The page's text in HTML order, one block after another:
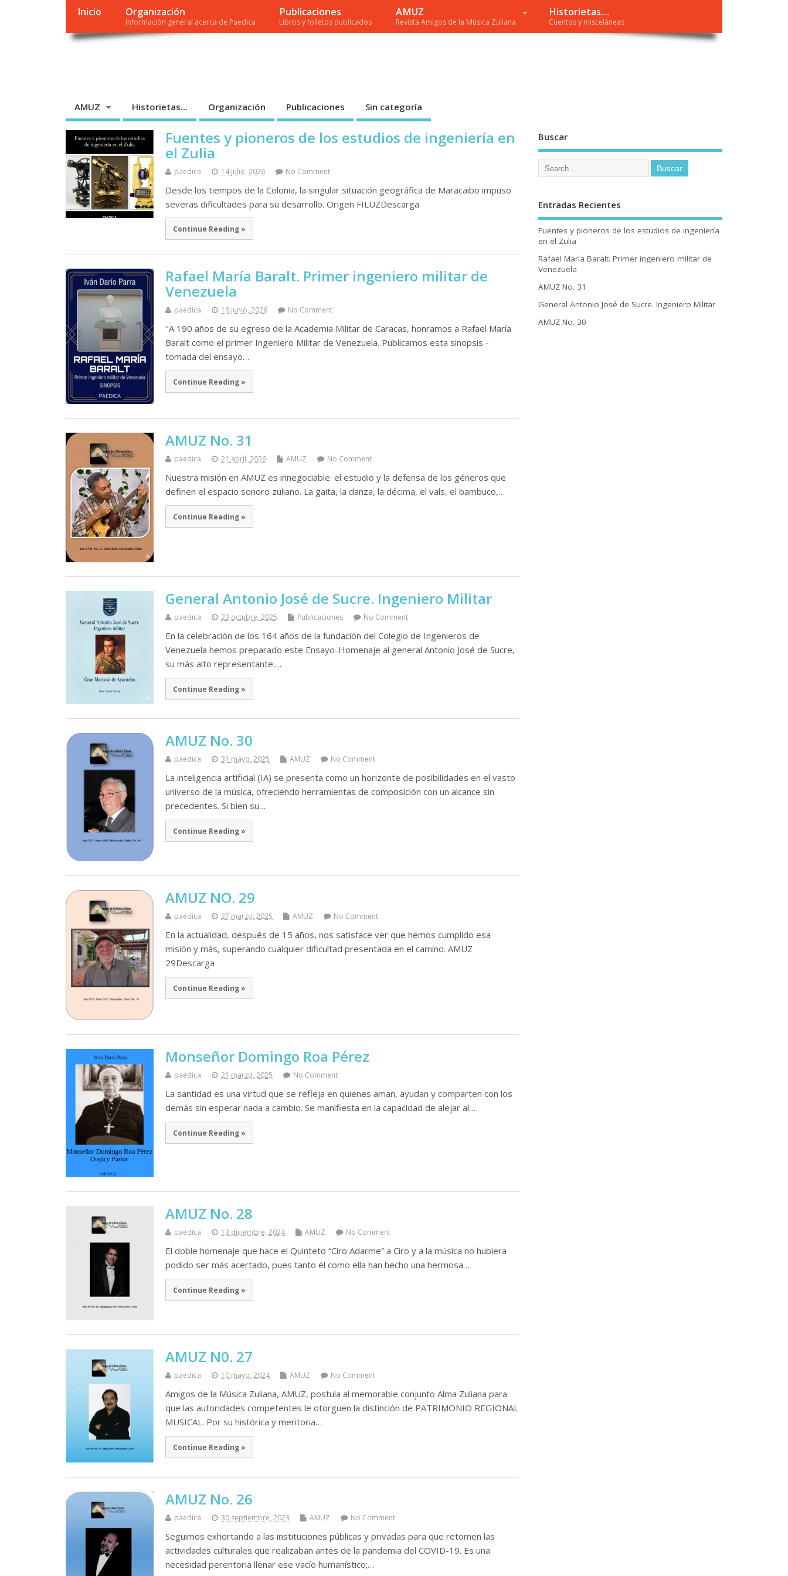
Inicio Organización
Información general acerca de Paedica
Publicaciones
Libros y folletos publicados
AMUZ
Revista Amigos de la Música Zuliana
Historietas…
Cuentos y misceláneas
AMUZ Historietas… Organización Publicaciones Sin categoría
Fuentes y pioneros de los estudios de ingeniería en
el Zulia
paedica 14 julio, 2026 No Comment
Desde los tiempos de la Colonia, la singular situación geográfica de Maracaibo impuso
severas dificultades para su desarrollo. Origen FILUZDescarga
Continue Reading »
Rafael María Baralt. Primer ingeniero militar de
Venezuela
paedica 16 junio, 2026 No Comment
"A 190 años de su egreso de la Academia Militar de Caracas, honramos a Rafael María
Baralt como el primer Ingeniero Militar de Venezuela. Publicamos esta sinopsis -
tomada del ensayo…
Continue Reading »
AMUZ No. 31
paedica 21 abril, 2026 AMUZ No Comment
Nuestra misión en AMUZ es innegociable: el estudio y la defensa de los géneros que
definen el espacio sonoro zuliano. La gaita, la danza, la décima, el vals, el bambuco,…
Continue Reading »
General Antonio José de Sucre. Ingeniero Militar
paedica 23 octubre, 2025 Publicaciones No Comment
En la celebración de los 164 años de la fundación del Colegio de Ingenieros de
Venezuela hemos preparado este Ensayo-Homenaje al general Antonio José de Sucre,
su más alto representante.…
Continue Reading »
AMUZ No. 30
paedica 31 mayo, 2025 AMUZ No Comment
La inteligencia artificial (IA) se presenta como un horizonte de posibilidades en el vasto
universo de la música, ofreciendo herramientas de composición con un alcance sin
precedentes. Si bien su…
Continue Reading »
AMUZ NO. 29
paedica 27 marzo, 2025 AMUZ No Comment
En la actualidad, después de 15 años, nos satisface ver que hemos cumplido esa
misión y más, superando cualquier dificultad presentada en el camino. AMUZ
29Descarga
Continue Reading »
Monseñor Domingo Roa Pérez
paedica 21 marzo, 2025 No Comment
La santidad es una virtud que se refleja en quienes aman, ayudan y comparten con los
demás sin esperar nada a cambio. Se manifiesta en la capacidad de alejar al…
Continue Reading »
AMUZ No. 28
paedica 13 diciembre, 2024 AMUZ No Comment
El doble homenaje que hace el Quinteto “Ciro Adarme” a Ciro y a la música no hubiera
podido ser más acertado, pues tanto él como ella han hecho una hermosa…
Continue Reading »
AMUZ N0. 27
paedica 10 mayo, 2024 AMUZ No Comment
Amigos de la Música Zuliana, AMUZ, postula al memorable conjunto Alma Zuliana para
que las autoridades competentes le otorguen la distinción de PATRIMONIO REGIONAL
MUSICAL. Por su histórica y meritoria…
Continue Reading »
AMUZ No. 26
paedica 30 septiembre, 2023 AMUZ No Comment
Seguimos exhortando a las instituciones públicas y privadas para que retomen las
actividades culturales que realizaban antes de la pandemia del COVID-19. Es una
necesidad perentoria llenar ese vacío humanístico;…
Buscar
Entradas Recientes
Fuentes y pioneros de los estudios de ingeniería
en el Zulia
Rafael María Baralt. Primer ingeniero militar de
Venezuela
AMUZ No. 31
General Antonio José de Sucre. Ingeniero Militar
AMUZ No. 30